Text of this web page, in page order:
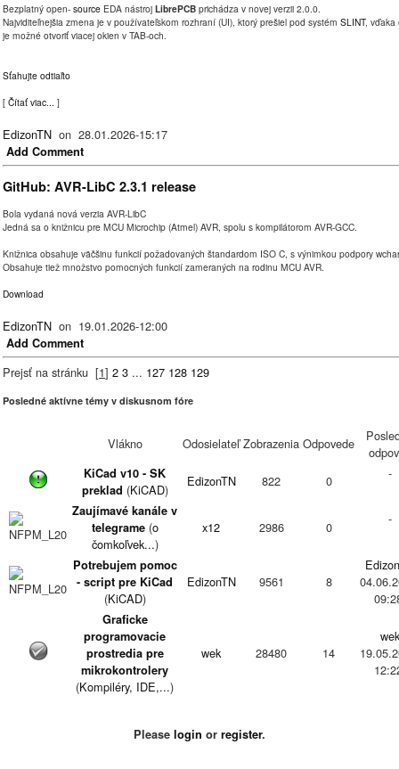
Bezplatný open- source EDA nástroj LibrePCB prichádza v novej verzii 2.0.0.
Najviditeľnejšia zmena je v používateľskom rozhraní (UI), ktorý prešiel pod systém SLINT, vďaka
je možné otvoriť viacej okien v TAB-och.
Sťahujte odtiaľto
[ Čítať viac... ]
EdizonTN on 28.01.2026-15:17
Add Comment
GitHub: AVR-LibC 2.3.1 release
Bola vydaná nová verzia AVR-LibC
Jedná sa o knižnicu pre MCU Microchip (Atmel) AVR, spolu s kompilátorom AVR-GCC.
Knižnica obsahuje väčšinu funkcií požadovaných štandardom ISO C, s výnimkou podpory
Obsahuje tiež množstvo pomocných funkcií zameraných na rodinu MCU AVR.
Download
EdizonTN on 19.01.2026-12:00
Add Comment
Prejsť na stránku [1] 2 3 ... 127 128 129
Posledné aktívne témy v diskusnom fóre
Vlákno Odosielateľ Zobrazenia Odpovede
KiCad v10 - SK
preklad (KiCAD)
EdizonTN 822 0 -
Zaujímavé kanále v
telegrame (o
čomkoľvek...)
x12 2986 0
-
Potrebujem pomoc
- script pre KiCad
(KiCAD)
EdizonTN 9561 8
Graficke
programovacie
prostredia pre
mikrokontrolery
(Kompiléry, IDE,...)
wek 28480 14
wek
konštruktívne
mminar7 5929
Please login or register.